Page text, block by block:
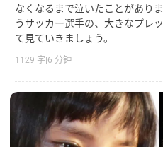
なくなるまで泣いたことがあり
うサッカー選手の、大きなプレ
て見ていきましょう。
1129 字 6 分钟